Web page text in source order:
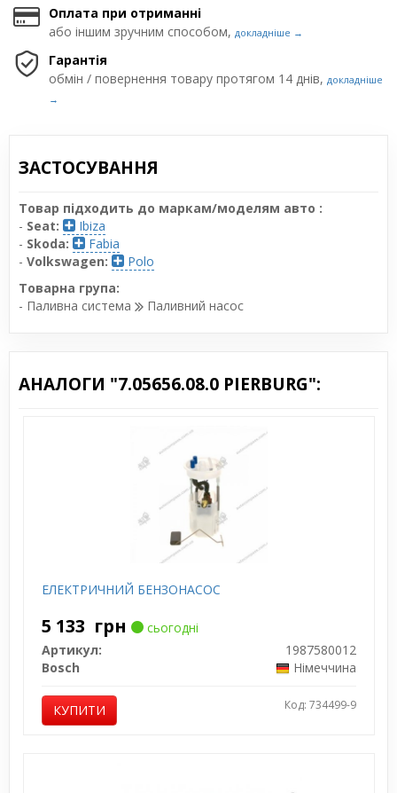
Оплата при отриманні
або іншим зручним способом, докладніше →
Гарантія
обмін / повернення товару протягом 14 днів, докладніше
→
ЗАСТОСУВАННЯ
Товар підходить до маркам/моделям авто :
- Seat:
Ibiza
- Skoda:
Fabia
- Volkswagen:
Polo
Товарна група:
- Паливна система
Паливний насос
АНАЛОГИ "7.05656.08.0 PIERBURG":
ЕЛЕКТРИЧНИЙ БЕНЗОНАСОС
5 133 грн
сьогодні
Артикул:
1987580012
Bosch
Німеччина
КУПИТИ Код: 734499-9